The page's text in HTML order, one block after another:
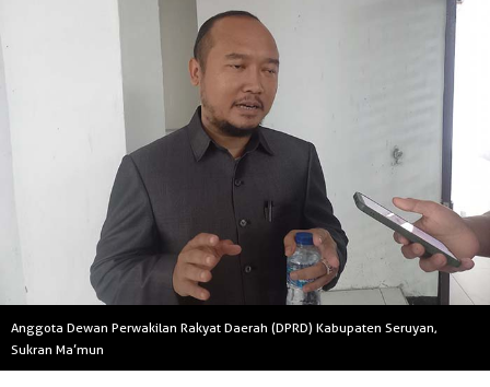
Anggota Dewan Perwakilan Rakyat Daerah (DPRD) Kabupaten Seruyan,
Sukran Ma’mun